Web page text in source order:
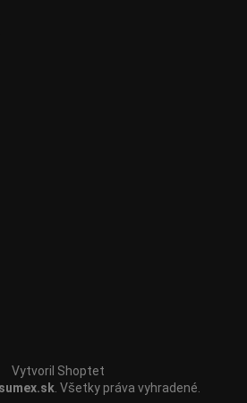
Vytvoril Shoptet
. Všetky práva vyhradené.